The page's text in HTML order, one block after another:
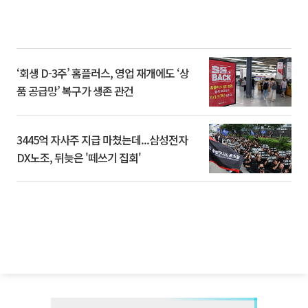
‘회생 D-3주’ 홈플러스, 영업 재개에도 ‘상
품 공급망’ 복구가 생존 관건
3445억 자사주 지급 마쳤는데...삼성전자
DX노조, 뒤늦은 '떼쓰기 집회'